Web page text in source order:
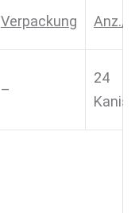
Verpackung Anz./
–
24